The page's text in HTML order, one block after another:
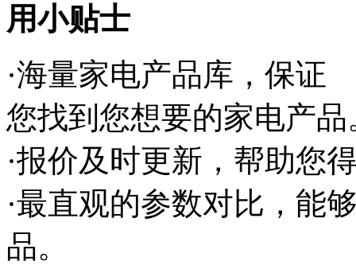
用小贴士
·海量家电产品库，保证
您找到您想要的家电产品
·报价及时更新，帮助您
·最直观的参数对比，能
品。